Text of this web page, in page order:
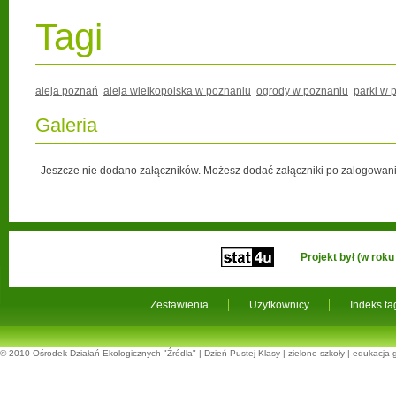
Tagi
aleja poznań aleja wielkopolska w poznaniu ogrody w poznaniu parki w
Galeria
Jeszcze nie dodano załączników. Możesz dodać załączniki po
Zestawienia Użytkownicy Indeks
Projekt był (w
© 2010 Ośrodek Działań Ekologicznych "Źródła" | Dzień Pustej Klasy | zielone szkoły | edukacja